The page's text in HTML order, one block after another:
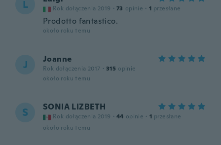
L Rok dołączenia 2019 · 73 opinie · 1 przesłane
Prodotto fantastico.
około roku temu
J Joanne
Rok dołączenia 2017 · 315 opinie
około roku temu
S SONIA LIZBETH
Rok dołączenia 2019 · 44 opinie · 1 przesłane
około roku temu